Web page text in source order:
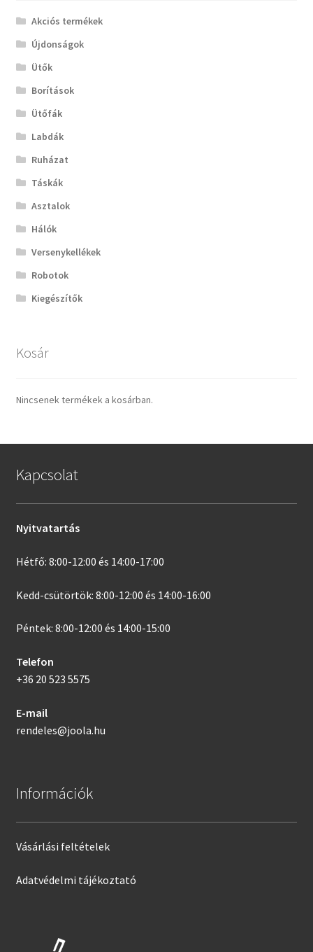
Akciós termékek
Újdonságok
Ütők
Borítások
Ütőfák
Labdák
Ruházat
Táskák
Asztalok
Hálók
Versenykellékek
Robotok
Kiegészítők
Kosár
Nincsenek termékek a kosárban.
Kapcsolat
Nyitvatartás
Hétfő: 8:00-12:00 és 14:00-17:00
Kedd-csütörtök: 8:00-12:00 és 14:00-16:00
Péntek: 8:00-12:00 és 14:00-15:00
Telefon
+36 20 523 5575
E-mail
rendeles@joola.hu
Információk
Vásárlási feltételek
Adatvédelmi tájékoztató